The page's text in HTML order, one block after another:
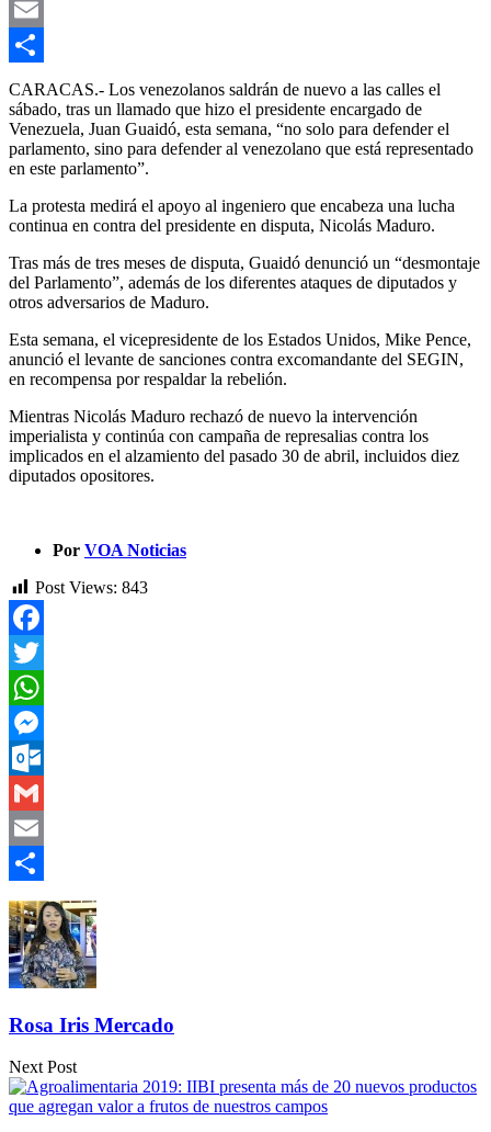
Gmail
Email
Compartir
CARACAS.- Los venezolanos saldrán de nuevo a las calles el
sábado, tras un llamado que hizo el presidente encargado de
Venezuela, Juan Guaidó, esta semana, “no solo para defender el
parlamento, sino para defender al venezolano que está representado
en este parlamento”.
La protesta medirá el apoyo al ingeniero que encabeza una lucha
continua en contra del presidente en disputa, Nicolás Maduro.
Tras más de tres meses de disputa, Guaidó denunció un “desmontaje
del Parlamento”, además de los diferentes ataques de diputados y
otros adversarios de Maduro.
Esta semana, el vicepresidente de los Estados Unidos, Mike Pence,
anunció el levante de sanciones contra excomandante del SEGIN,
en recompensa por respaldar la rebelión.
Mientras Nicolás Maduro rechazó de nuevo la intervención
imperialista y continúa con campaña de represalias contra los
implicados en el alzamiento del pasado 30 de abril, incluidos diez
diputados opositores.
Por VOA Noticias
Post Views: 843
Facebook
Twitter
WhatsApp
Messenger
Outlook.com
Gmail
Email
Compartir
Rosa Iris Mercado
Next Post